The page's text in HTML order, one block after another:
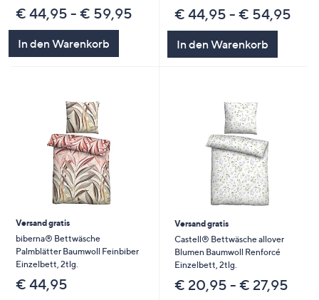
€ 44,95 - € 59,95
In den Warenkorb
€ 44,95 - € 54,95
In den Warenkorb
Versand gratis
biberna® Bettwäsche
Palmblätter Baumwoll Feinbiber
Einzelbett, 2tlg.
€ 44,95
Versand gratis
Castell® Bettwäsche allover
Blumen Baumwoll Renforcé
Einzelbett, 2tlg.
€ 20,95 - € 27,95